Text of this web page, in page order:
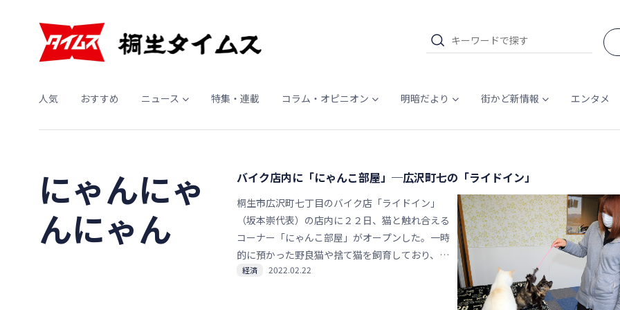
人気 おすすめ ニュース 特集・連載 コラム・オピニオン 明暗だより 街かど新情報 エンタメ
にゃんにゃ
んにゃん
バイク店内に「にゃんこ部屋」─広沢町七の「ライドイン」
桐生市広沢町七丁目のバイク店「ライドイン」
（坂本崇代表）の店内に２２日、猫と触れ合える
コーナー「にゃんこ部屋」がオープンした。一時
的に預かった野良猫や捨て猫を飼育しており、猫
の里親を募集している。
経済 2022.02.22